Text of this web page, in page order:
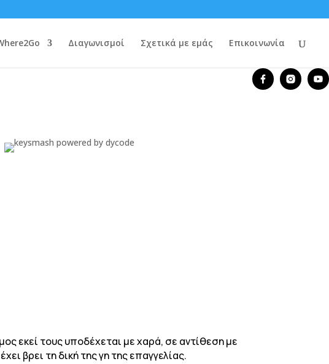
Διαγωνισμοί Σχετικά με εμάς Επικοινωνία
εκεί τους υποδέχεται με χαρά, σε αντίθεση με
βρει τη δική της γη της επαγγελίας.